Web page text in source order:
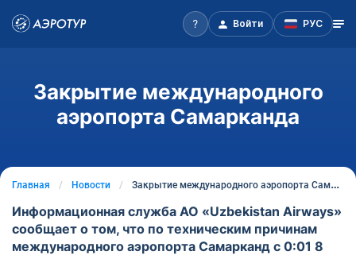
Войти РУС
Закрытие международного
аэропорта Самарканда
Главная Новости Закрытие международного аэропорта Самарканда
Информационная служба АО «Uzbekistan Airways»
сообщает о том, что по техническим причинам
международного аэропорта Самарканд с 0:01 8